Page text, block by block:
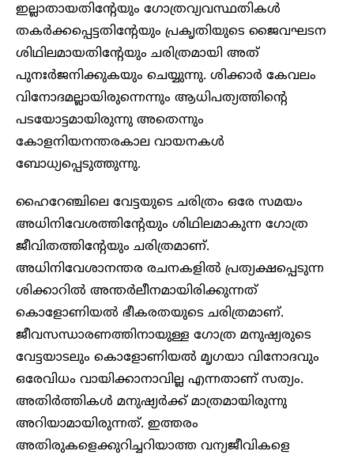
ഇല്ലാതായതിന്റേയും ഗോത്രവ്യവസ്ഥതികള്‍
തകര്‍ക്കപ്പെട്ടതിന്റേയും പ്രകൃതിയുടെ ജൈവഘടന
ശിഥിലമായതിന്റേയും ചരിത്രമായി അത്
പുനഃര്‍ജനിക്കുകയും ചെയ്യുന്നു. ശിക്കാര്‍ കേവലം
വിനോദമല്ലായിരുന്നെന്നും ആധിപത്യത്തിന്റെ
പടയോട്ടമായിരുന്നു അതെന്നും
കോളനിയനന്തരകാല വായനകള്‍
ബോധ്യപ്പെടുത്തുന്നു.
ഹൈറേഞ്ചിലെ വേട്ടയുടെ ചരിത്രം ഒരേ സമയം
അധിനിവേശത്തിന്റേയും ശിഥിലമാകുന്ന ഗോത്ര
ജീവിതത്തിന്റേയും ചരിത്രമാണ്.
അധിനിവേശാനന്തര രചനകളില്‍ പ്രത്യക്ഷപ്പെടുന്ന
ശിക്കാറില്‍ അന്തര്‍ലീനമായിരിക്കുന്നത്
കൊളോണിയല്‍ ഭീകരതയുടെ ചരിത്രമാണ്.
ജീവസന്ധാരണത്തിനായുള്ള ഗോത്ര മനുഷ്യരുടെ
വേട്ടയാടലും കൊളോണിയല്‍ മൃഗയാ വിനോദവും
ഒരേവിധം വായിക്കാനാവില്ല എന്നതാണ് സത്യം.
അതിര്‍ത്തികള്‍ മനുഷ്യര്‍ക്ക് മാത്രമായിരുന്നു
അറിയാമായിരുന്നത്. ഇത്തരം
അതിരുകളെക്കുറിച്ചറിയാത്ത വന്യജീവികളെ